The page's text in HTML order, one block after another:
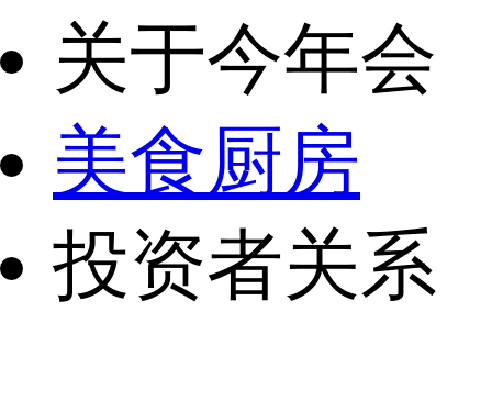
关于今年会
美食厨房
投资者关系